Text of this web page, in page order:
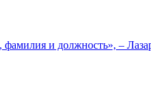
и должность», –